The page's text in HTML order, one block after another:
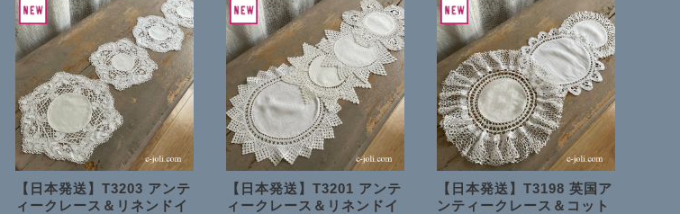
ファッション
その他
日本在庫商品
SOLD ITEMS
【日本発送】T3203 アンテ
ィークレース＆リネンドイ
【日本発送】T3201 アンテ
ィークレース＆リネンドイ
【日本発送】T3198 英国ア
ンティークレース＆コット